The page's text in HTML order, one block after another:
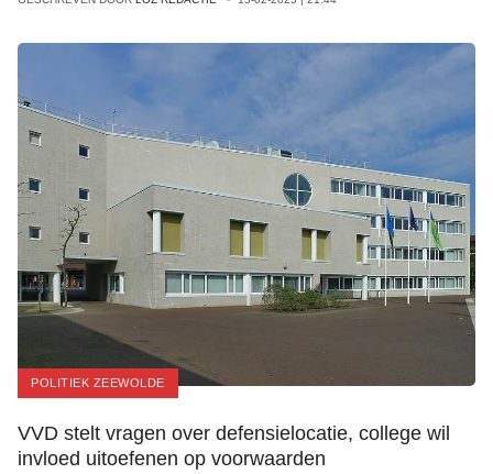
POLITIEK ZEEWOLDE
VVD stelt vragen over defensielocatie, college wil
invloed uitoefenen op voorwaarden